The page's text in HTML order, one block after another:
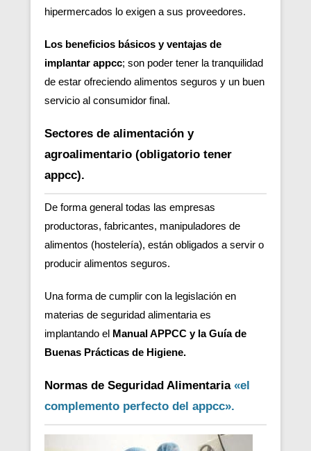
hipermercados lo exigen a sus proveedores.
Los beneficios básicos y ventajas de
implantar appcc; son poder tener la tranquilidad
de estar ofreciendo alimentos seguros y un buen
servicio al consumidor final.
Sectores de alimentación y
agroalimentario (obligatorio tener
appcc).
De forma general todas las empresas
productoras, fabricantes, manipuladores de
alimentos (hostelería), están obligados a servir o
producir alimentos seguros.
Una forma de cumplir con la legislación en
materias de seguridad alimentaria es
implantando el Manual APPCC y la Guía de
Buenas Prácticas de Higiene.
Normas de Seguridad Alimentaria «el
complemento perfecto del appcc».